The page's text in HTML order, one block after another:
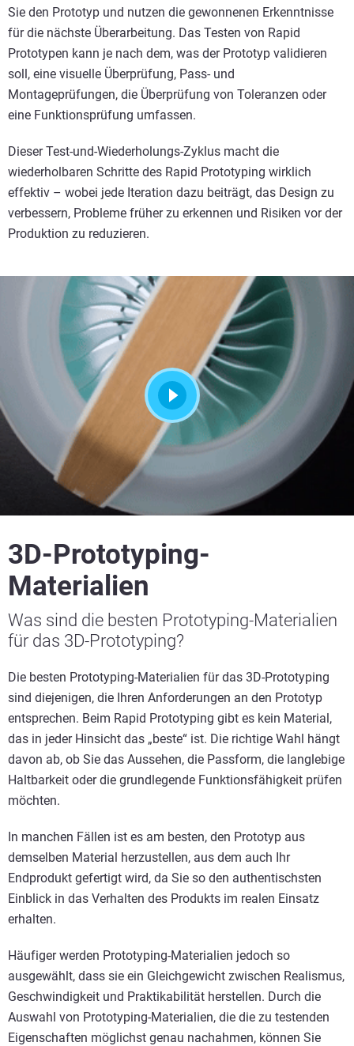
Sie den Prototyp und nutzen die gewonnenen Erkenntnisse
für die nächste Überarbeitung. Das Testen von Rapid
Prototypen kann je nach dem, was der Prototyp validieren
soll, eine visuelle Überprüfung, Pass- und
Montageprüfungen, die Überprüfung von Toleranzen oder
eine Funktionsprüfung umfassen.
Dieser Test-und-Wiederholungs-Zyklus macht die
wiederholbaren Schritte des Rapid Prototyping wirklich
effektiv – wobei jede Iteration dazu beiträgt, das Design zu
verbessern, Probleme früher zu erkennen und Risiken vor der
Produktion zu reduzieren.
3D-Prototyping-
Materialien
Was sind die besten Prototyping-Materialien
für das 3D-Prototyping?
Die besten Prototyping-Materialien für das 3D-Prototyping
sind diejenigen, die Ihren Anforderungen an den Prototyp
entsprechen. Beim Rapid Prototyping gibt es kein Material,
das in jeder Hinsicht das „beste“ ist. Die richtige Wahl hängt
davon ab, ob Sie das Aussehen, die Passform, die langlebige
Haltbarkeit oder die grundlegende Funktionsfähigkeit prüfen
möchten.
In manchen Fällen ist es am besten, den Prototyp aus
demselben Material herzustellen, aus dem auch Ihr
Endprodukt gefertigt wird, da Sie so den authentischsten
Einblick in das Verhalten des Produkts im realen Einsatz
erhalten.
Häufiger werden Prototyping-Materialien jedoch so
ausgewählt, dass sie ein Gleichgewicht zwischen Realismus,
Geschwindigkeit und Praktikabilität herstellen. Durch die
Auswahl von Prototyping-Materialien, die die zu testenden
Eigenschaften möglichst genau nachahmen, können Sie